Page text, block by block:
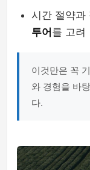
시간 절약과
투어 를 고려
이것만은 꼭
와 경험을 바
다.